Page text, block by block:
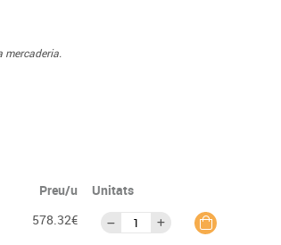
mercaderia.
Preu/u
Unitats
578.32€